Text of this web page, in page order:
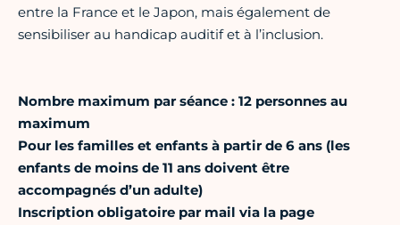
entre la France et le Japon, mais également de
sensibiliser au handicap auditif et à l’inclusion.
Nombre maximum par séance : 12 personnes au
maximum
Pour les familles et enfants à partir de 6 ans (les
enfants de moins de 11 ans doivent être
accompagnés d’un adulte)
Inscription obligatoire par mail via la page